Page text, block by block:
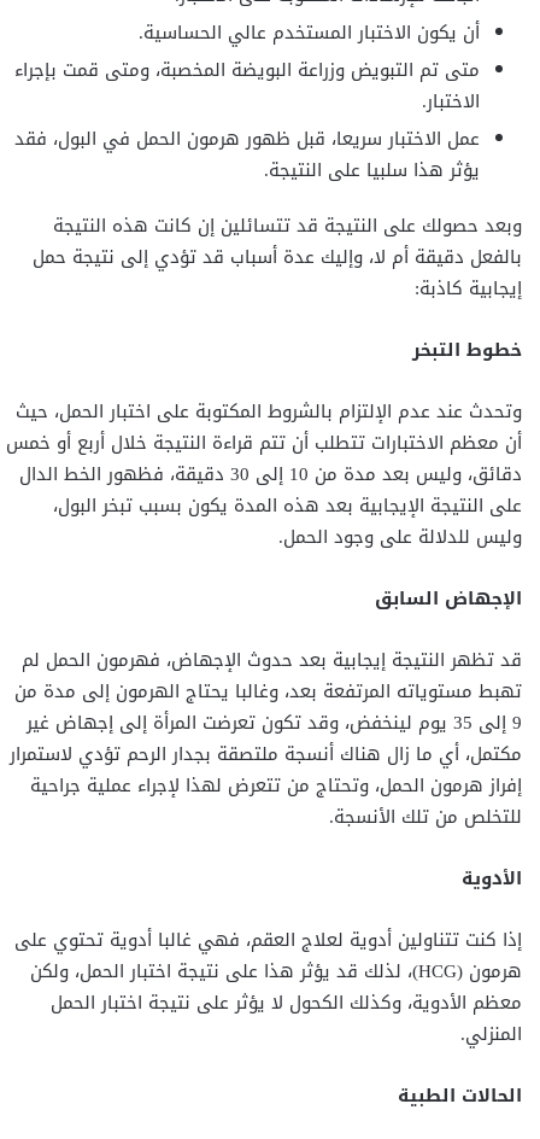
أن يكون الاختبار المستخدم عالي الحساسية.
متى تم التبويض وزراعة البويضة المخصبة، ومتى قمت بإجراء
الاختبار.
عمل الاختبار سريعا، قبل ظهور هرمون الحمل في البول، فقد
يؤثر هذا سلبيا على النتيجة.
وبعد حصولك على النتيجة قد تتسائلين إن كانت هذه النتيجة
بالفعل دقيقة أم لا، وإليك عدة أسباب قد تؤدي إلى نتيجة حمل
إيجابية كاذبة:
خطوط التبخر
وتحدث عند عدم الإلتزام بالشروط المكتوبة على اختبار الحمل، حيث
أن معظم الاختبارات تتطلب أن تتم قراءة النتيجة خلال أربع أو خمس
دقائق، وليس بعد مدة من 10 إلى 30 دقيقة، فظهور الخط الدال
على النتيجة الإيجابية بعد هذه المدة يكون بسبب تبخر البول،
وليس للدلالة على وجود الحمل.
الإجهاض السابق
قد تظهر النتيجة إيجابية بعد حدوث الإجهاض، فهرمون الحمل لم
تهبط مستوياته المرتفعة بعد، وغالبا يحتاج الهرمون إلى مدة من
9 إلى 35 يوم لينخفض، وقد تكون تعرضت المرأة إلى إجهاض غير
مكتمل، أي ما زال هناك أنسجة ملتصقة بجدار الرحم تؤدي لاستمرار
إفراز هرمون الحمل، وتحتاج من تتعرض لهذا لإجراء عملية جراحية
للتخلص من تلك الأنسجة.
الأدوية
إذا كنت تتناولين أدوية لعلاج العقم، فهي غالبا أدوية تحتوي على
هرمون (HCG)، لذلك قد يؤثر هذا على نتيجة اختبار الحمل، ولكن
معظم الأدوية، وكذلك الكحول لا يؤثر على نتيجة اختبار الحمل
المنزلي.
الحالات الطبية